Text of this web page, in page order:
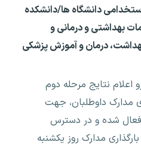
دانشگاه ها/دانشکده
بهداشتی و درمانی و
درمان و آموزش پزشکی
اعلام نتایج مرحله دوم
مدارک داوطلبان، جهت
فعال شده و در دسترس
مدارک روز یکشنبه